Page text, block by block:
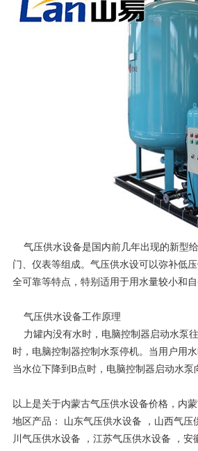
气压供水设备是国内前几年出现的新型
门、仪表等组成。气压供水设可以弥补低
全可靠等特点，特别适用于用水量较小和自
气压供水设备工作原理
力罐内没有水时，电脑控制器启动水泵
时，电脑控制器控制水泵停机。当用户用
当水位下降到B点时，电脑控制器启动水
以上是关于内蒙古气压供水设备价格，内
地区产品： 山东气压供水设备 ， 山西气压
川气压供水设备 ， 江苏气压供水设备 ， 安